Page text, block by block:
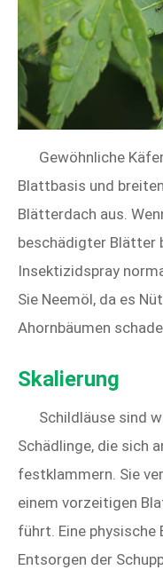
Gewöhnliche
Blattbasis und
Blätterdach aus.
beschädigter Blätter
Insektizidspray
Sie Neemöl, da es
Ahornbäumen
Skalierung
Schildläuse sind
Schädlinge, die sich
festklammern. Sie
einem vorzeitigen
führt. Eine
Entsorgen der